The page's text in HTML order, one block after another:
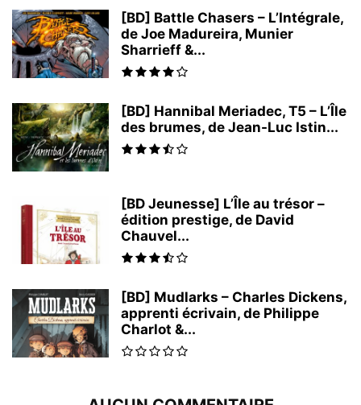
[BD] Battle Chasers – L’Intégrale,
de Joe Madureira, Munier
Sharrieff &...
[BD] Hannibal Meriadec, T5 – L’Île
des brumes, de Jean-Luc Istin...
[BD Jeunesse] L’Île au trésor –
édition prestige, de David
Chauvel...
[BD] Mudlarks – Charles Dickens,
apprenti écrivain, de Philippe
Charlot &...